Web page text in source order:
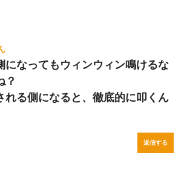
になってもウィンウィン鳴けるな
？
れる側になると、徹底的に叩くん
返信する